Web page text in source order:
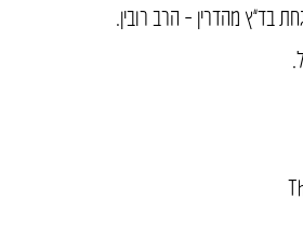
בד”ץ מהדרין – הרב רובין.